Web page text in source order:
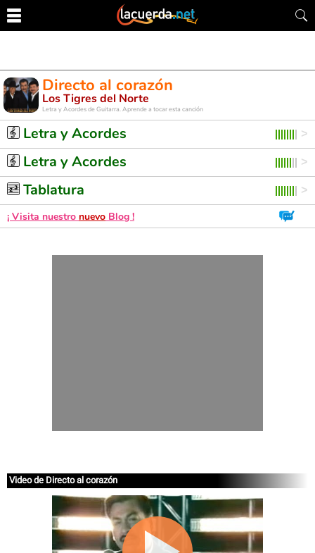
Directo al corazón
Los Tigres del Norte
Letra y Acordes de Guitarra. Aprende a tocar esta canción
Letra y Acordes
Letra y Acordes
Tablatura
¡ Visita nuestro nuevo Blog !
Video de Directo al corazón